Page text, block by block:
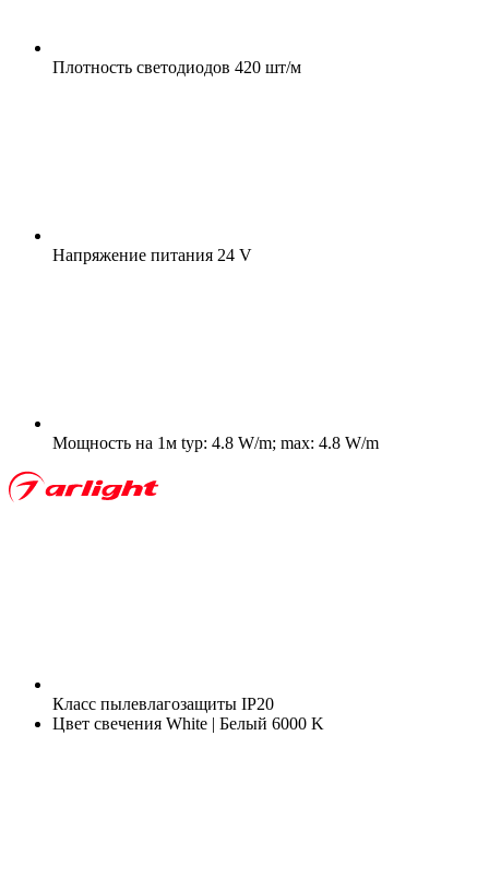
Плотность светодиодов 420 шт/м
Напряжение питания 24 V
Мощность на 1м typ: 4.8 W/m; max: 4.8 W/m
Класс пылевлагозащиты IP20
Цвет свечения White | Белый 6000 K